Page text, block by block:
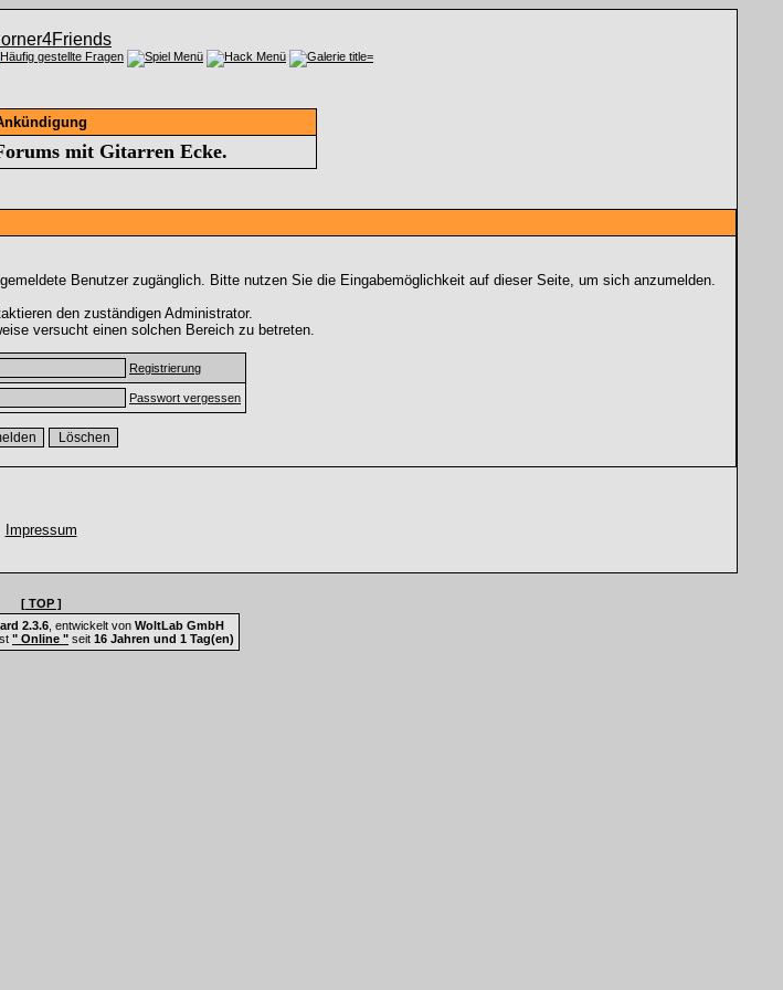
mit Gitarren Ecke.
Benutzer zugänglich. Bitte nutzen Sie die Eingabemöglichkeit auf dieser Seite, um sich anzumelden.
den zuständigen Administrator.
versucht einen solchen Bereich zu betreten.
Registrierung
Passwort vergessen
Impressum
[ TOP ]
2.3.6 , entwickelt von WoltLab GmbH
" Online " seit 16 Jahren und 1 Tag(en)